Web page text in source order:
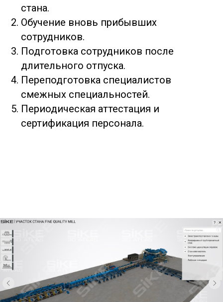
стана.
Обучение вновь прибывших
сотрудников.
Подготовка сотрудников после
длительного отпуска.
Переподготовка специалистов
смежных специальностей.
Периодическая аттестация и
сертификация персонала.